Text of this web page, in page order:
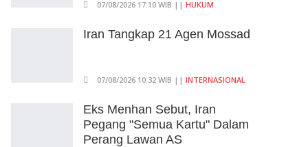
07/08/2026 17:10 WIB || HUKUM
Iran Tangkap 21 Agen Mossad
07/08/2026 10:32 WIB || INTERNASIONAL
Eks Menhan Sebut, Iran
Pegang "Semua Kartu" Dalam
Perang Lawan AS